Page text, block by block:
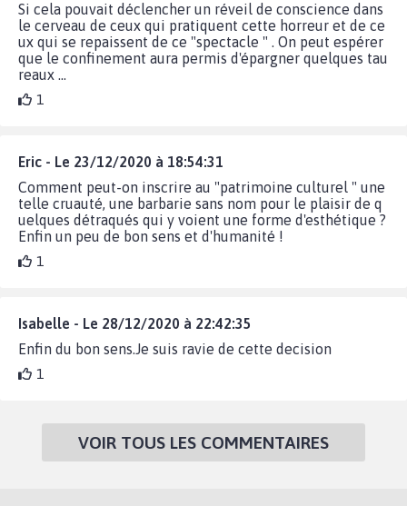
Si cela pouvait déclencher un réveil de conscience dans
le cerveau de ceux qui pratiquent cette horreur et de ce
ux qui se repaissent de ce "spectacle " . On peut espérer
que le confinement aura permis d'épargner quelques tau
reaux …
1
Eric - Le 23/12/2020 à 18:54:31
Comment peut-on inscrire au "patrimoine culturel " une
telle cruauté, une barbarie sans nom pour le plaisir de q
uelques détraqués qui y voient une forme d'esthétique ?
Enfin un peu de bon sens et d'humanité !
1
Isabelle - Le 28/12/2020 à 22:42:35
Enfin du bon sens.Je suis ravie de cette decision
1
VOIR TOUS LES COMMENTAIRES